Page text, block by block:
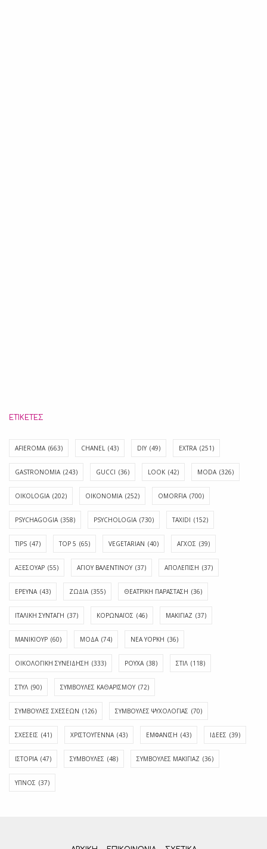
ΕΤΙΚΈΤΕΣ
AFIEROMA (663) CHANEL (43) DIY (49) EXTRA (251)
GASTRONOMIA (243) GUCCI (36) LOOK (42) MODA (326)
OIKOLOGIA (202) OIKONOMIA (252) OMORFIA (700)
PSYCHAGOGIA (358) PSYCHOLOGIA (730) TAXIDI (152)
TIPS (47) TOP 5 (65) VEGETARIAN (40) ΑΓΧΟΣ (39)
ΑΞΕΣΟΥΑΡ (55) ΑΓΊΟΥ ΒΑΛΕΝΤΊΝΟΥ (37) ΑΠΟΛΈΠΙΣΗ (37)
ΕΡΕΥΝΑ (43) ΖΩΔΙΑ (355) ΘΕΑΤΡΙΚΗ ΠΑΡΑΣΤΑΣΗ (36)
ΙΤΑΛΙΚΗ ΣΥΝΤΑΓΗ (37) ΚΟΡΩΝΑΪΟΣ (46) ΜΑΚΙΓΙΑΖ (37)
ΜΑΝΙΚΙΟΥΡ (60) ΜΟΔΑ (74) ΝΕΑ ΥΟΡΚΗ (36)
ΟΙΚΟΛΟΓΙΚΗ ΣΥΝΕΙΔΗΣΗ (333) ΡΟΥΧΑ (38) ΣΤΙΛ (118)
ΣΤΥΛ (90) ΣΥΜΒΟΥΛΕΣ ΚΑΘΑΡΙΣΜΟΥ (72)
ΣΥΜΒΟΥΛΕΣ ΣΧΕΣΕΩΝ (126) ΣΥΜΒΟΥΛΕΣ ΨΥΧΟΛΟΓΙΑΣ (70)
ΣΧΕΣΕΙΣ (41) ΧΡΙΣΤΟΥΓΕΝΝΑ (43) ΕΜΦΆΝΙΣΗ (43) ΙΔΈΕΣ (39)
ΙΣΤΟΡΊΑ (47) ΣΥΜΒΟΥΛΈΣ (48) ΣΥΜΒΟΥΛΈΣ ΜΑΚΙΓΙΆΖ (36)
ΎΠΝΟΣ (37)